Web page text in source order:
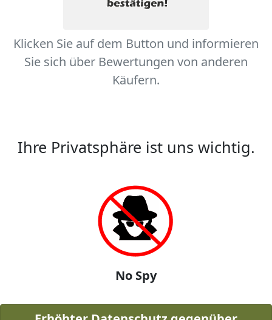
Klicken Sie auf dem Button und informieren
Sie sich über Bewertungen von anderen
Käufern.
Ihre Privatsphäre ist uns wichtig.
No Spy